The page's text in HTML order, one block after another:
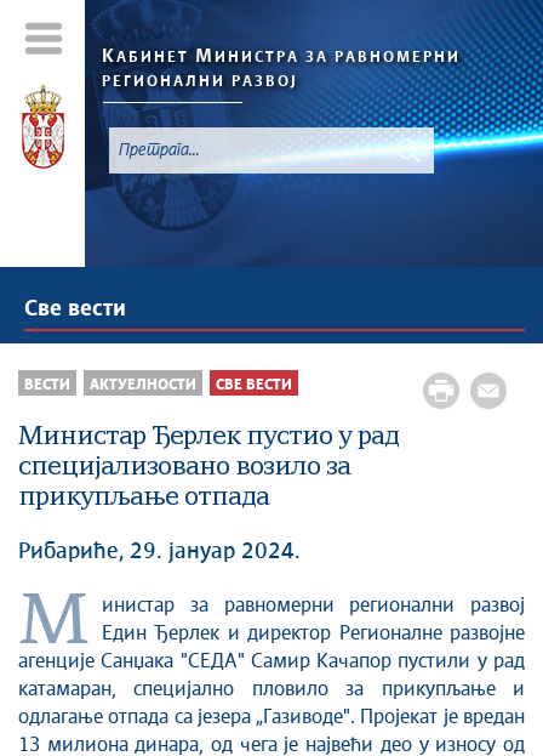
КАБИНЕТ М ИНИСТРА ЗА РАВНОМЕРНИ
РЕГИОНАЛНИ РАЗВОЈ
Све вести
ВЕСТИ АКТУЕЛНОСТИ СВЕ ВЕСТИ
Министар Ђерлек пустио у рад
специјализовано возило за
прикупљање отпада
Рибариће, 29. јануар 2024.
М
инистар за равномерни регионални развој
Един Ђерлек и директор Регионалне развојне
агенције Санџака "СЕДА" Самир Качапор пустили у рад
катамаран, специјално пловило за прикупљање и
одлагање отпада са језера „Газиводе". Пројекат је вредан
13 милиона динара, од чега је највећи део у износу од